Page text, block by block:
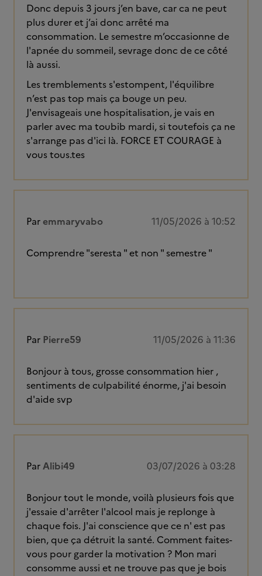
Donc depuis 3 jours j’en bave, car ca ne peut
plus durer et j’ai donc arrêté ma
consommation. Le semestre m’occasionne de
l'apnée du sommeil, sevrage donc de ce côté
là aussi.
Les tremblements s'estompent, l'équilibre
n’est pas top mais ça bouge un peu.
J'envisageais une hospitalisation, je vais en
parler avec ma toubib mardi, si toutefois ça ne
s'arrange pas d'ici là. FORCE ET COURAGE à
vous tous.tes
Par emmaryvabo 11/05/2026 à 10:52
Comprendre "seresta " et non " semestre "
Par Pierre59 11/05/2026 à 11:36
Bonjour à tous, grosse consommation hier ,
sentiments de culpabilité énorme, j'ai besoin
d'aide svp
ParAlibi49 03/07/2026 à 03:28
Bonjour tout le monde, voilà plusieurs fois que
j'essaie d'arrêter l'alcool mais je replonge à
chaque fois. J'ai conscience que ce n' est pas
bien, que ça détruit la santé. Comment faites-
vous pour garder la motivation ? Mon mari
consomme aussi et ne trouve pas que je bois